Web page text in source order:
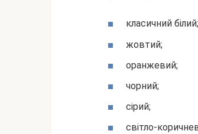
класичний білий;
жовтий;
оранжевий;
чорний;
сірий;
світло-